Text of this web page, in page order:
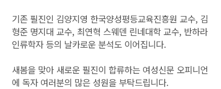
기존 필진인 김양지영 한국양성평등교육진흥원 교수, 김
형준 명지대 교수, 최연혁 스웨덴 린네대학 교수, 반하라
인류학자 등의 날카로운 분석도 이어집니다.
새봄을 맞아 새로운 필진이 합류하는 여성신문 오피니언
에 독자 여러분의 많은 성원을 부탁드립니다.